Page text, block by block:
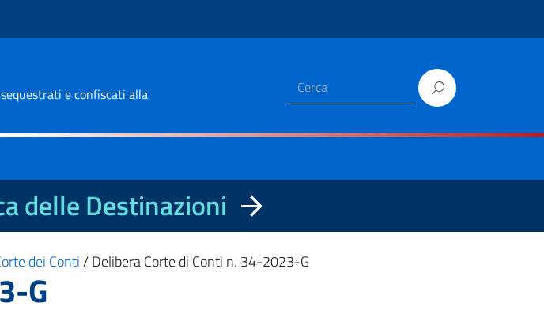
e confiscati alla
delle Destinazioni
dei Conti/Delibera Corte di Conti n. 34-2023-G
G